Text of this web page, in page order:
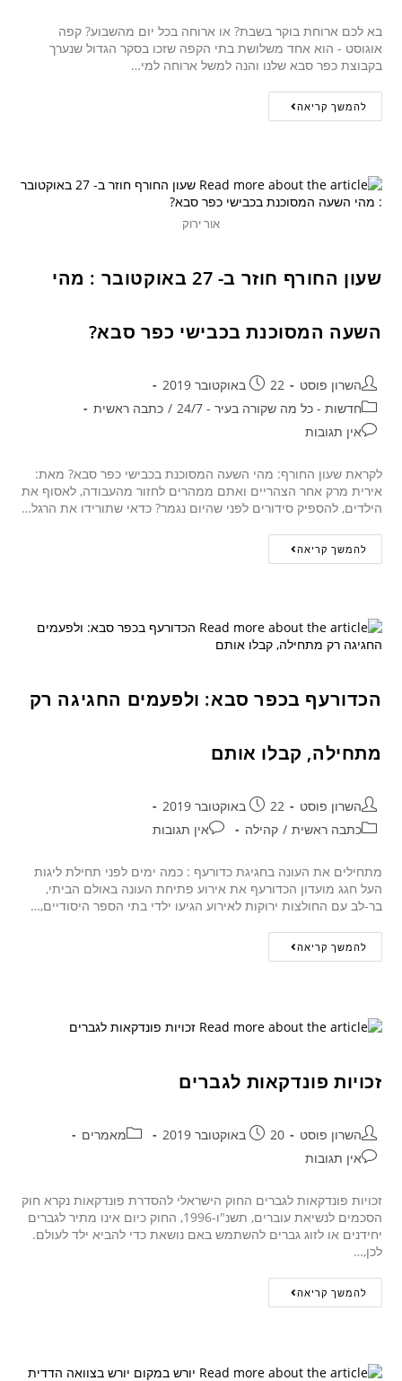
בא לכם ארוחת בוקר בשבת? או ארוחה בכל יום מהשבוע? קפה
אוגוסט - הוא אחד משלושת בתי הקפה שזכו בסקר הגדול שנערך
בקבוצת כפר סבא שלנו והנה למשל ארוחה למי…
להמשך קריאה
אור ירוק
שעון החורף חוזר ב- 27 באוקטובר : מהי
השעה המסוכנת בכבישי כפר סבא?
השרון פוסט
22 באוקטובר 2019
חדשות - כל מה שקורה בעיר - 24/7
/ כתבה ראשית
אין תגובות
לקראת שעון החורף: מהי השעה המסוכנת בכבישי כפר סבא? מאת:
אירית מרק אחר הצהריים ואתם ממהרים לחזור מהעבודה, לאסוף את
הילדים, להספיק סידורים לפני שהיום נגמר? כדאי שתורידו את הרגל…
להמשך קריאה
הכדורעף בכפר סבא: ולפעמים החגיגה רק
מתחילה, קבלו אותם
השרון פוסט
22 באוקטובר 2019
כתבה ראשית / קהילה אין תגובות
מתחילים את העונה בחגיגת כדורעף : כמה ימים לפני תחילת ליגות
העל חגג מועדון הכדורעף את אירוע פתיחת העונה באולם הביתי,
בר-לב עם החולצות ירוקות לאירוע הגיעו ילדי בתי הספר היסודיים,…
להמשך קריאה
זכויות פונדקאות לגברים
השרון פוסט 20 באוקטובר 2019
מאמרים
אין תגובות
זכויות פונדקאות לגברים החוק הישראלי להסדרת פונדקאות נקרא חוק
הסכמים לנשיאת עוברים, תשנ"ו-1996, החוק כיום אינו מתיר לגברים
יחידנים או לזוג גברים להשתמש באם נושאת כדי להביא ילד לעולם.
לכן,…
להמשך קריאה